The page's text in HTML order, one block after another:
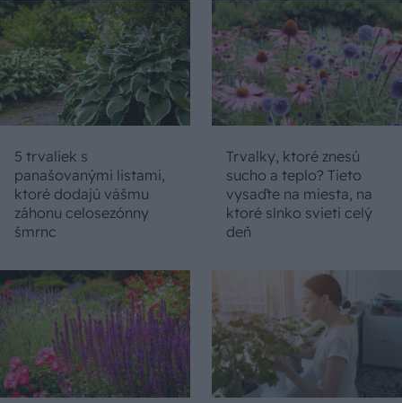
5 trvaliek s
panašovanými listami,
ktoré dodajú vášmu
záhonu celosezónny
šmrnc
Trvalky, ktoré znesú
sucho a teplo? Tieto
vysaďte na miesta, na
ktoré slnko svieti celý
deň